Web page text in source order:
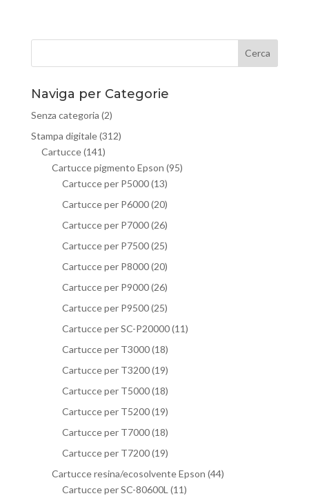
Naviga per Categorie
Senza categoria (2)
Stampa digitale(312)
Cartucce(141)
Cartucce pigmento Epson (95)
Cartucce per P5000(13)
Cartucce per P6000(20)
Cartucce per P7000(26)
Cartucce per P7500(25)
Cartucce per P8000(20)
Cartucce per P9000(26)
Cartucce per P9500(25)
Cartucce per SC-P20000(11)
Cartucce per T3000(18)
Cartucce per T3200(19)
Cartucce per T5000(18)
Cartucce per T5200(19)
Cartucce per T7000(18)
Cartucce per T7200(19)
Cartucce resina/ecosolvente Epson (44)
Cartucce per SC-80600L (11)